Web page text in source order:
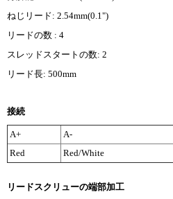
ねじリード: 2.54mm(0.1")
リードの数 : 4
スレッドスタートの数: 2
リード長: 500mm
接続
A+ A-
Red
Red/White
リードスクリューの端部加工